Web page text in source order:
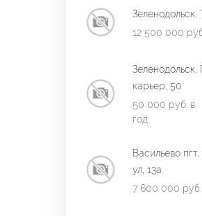
Зеленодольск,
12 500 000
карьер, 50
50 000 руб. в
год
Васильево
ул, 13а
7 600 000 руб.